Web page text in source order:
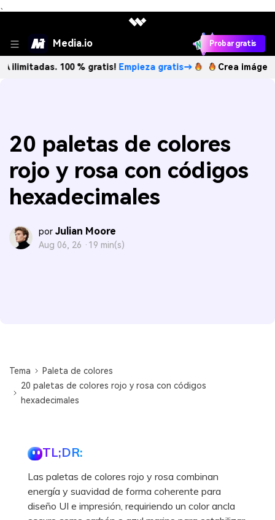
、
Media.io Probar gratis
100 % gratis!Empieza gratis→ Crea imágenes IA
20 paletas de colores
rojo y rosa con códigos
hexadecimales
por Julian Moore
Aug 06, 26 · 19 min(s)
Tema
Paleta de colores
20 paletas de colores rojo y rosa con códigos
hexadecimales
TL;DR:
Las paletas de colores rojo y rosa combinan
energía y suavidad de forma coherente para
diseño UI e impresión, requiriendo un color ancla